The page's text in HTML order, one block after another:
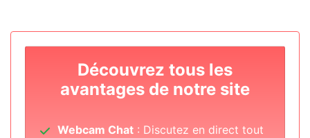
Découvrez tous les
avantages de notre site
Webcam Chat: Discutez en direct tout